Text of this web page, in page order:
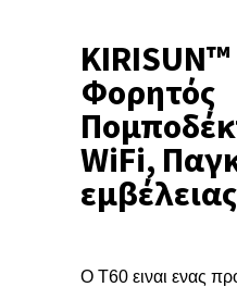
Φορητός
WiFi,
O T60 ειναι ενας